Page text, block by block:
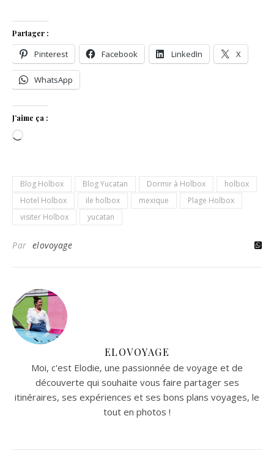
Partager :
Pinterest Facebook LinkedIn X
WhatsApp
J’aime ça :
Chargement…
Blog Holbox Blog Yucatan Dormir à Holbox
holbox
Hotel Holbox
ile holbox mexique
Plage Holbox
visiter Holbox
yucatan
Par elovoyage
ELOVOYAGE
Moi, c'est Elodie, une passionnée de voyage et de
découverte qui souhaite vous faire partager ses
itinéraires, ses expériences et ses bons plans voyages, le
tout en photos !